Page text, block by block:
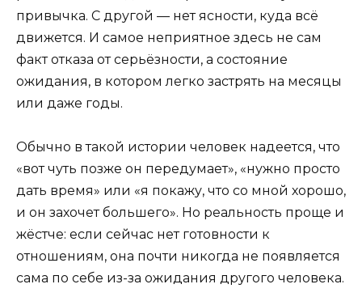
привычка. С другой — нет ясности, куда всё
движется. И самое неприятное здесь не сам
факт отказа от серьёзности, а состояние
ожидания, в котором легко застрять на месяцы
или даже годы.
Обычно в такой истории человек надеется, что
«вот чуть позже он передумает», «нужно просто
дать время» или «я покажу, что со мной хорошо,
и он захочет большего». Но реальность проще и
жёстче: если сейчас нет готовности к
отношениям, она почти никогда не появляется
сама по себе из-за ожидания другого человека.